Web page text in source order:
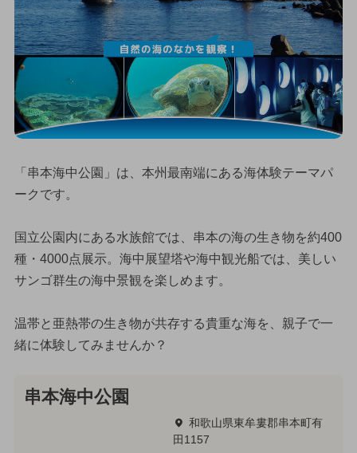
「串本海中公園」は、本州最南端にある海体験テーマパ
ークです。
国立公園内にある水族館では、串本の海の生き物を約400
種・4000点展示。海中展望塔や海中観光船では、美しい
サンゴ群生の海中景観を楽しめます。
温帯と亜熱帯の生き物が共存する貴重な海を、親子で一
緒に体験してみませんか？
串本海中公園
和歌山県東牟婁郡串本町有
田1157